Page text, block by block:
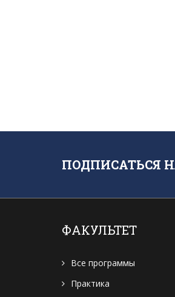
ПОДПИСАТЬСЯ
ФАКУЛЬТЕТ
Все программы
Практика